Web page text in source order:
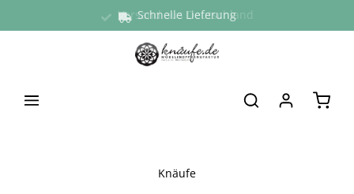
Schnelle Lieferung
Versand aus Deutschland
Knäufe